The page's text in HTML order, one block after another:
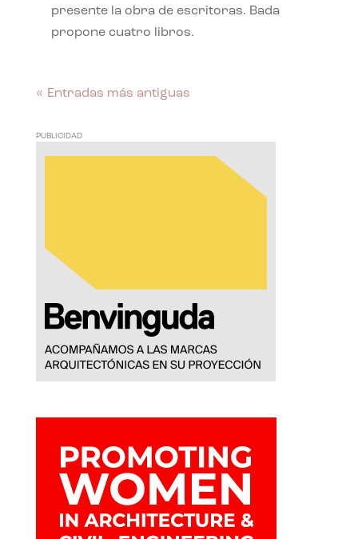
presente la obra de escritoras. Bada
propone cuatro libros.
« Entradas más antiguas
PUBLICIDAD